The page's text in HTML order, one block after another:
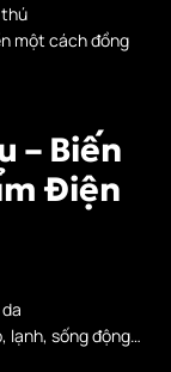
một cách đồng
– Biến
Điện
lạnh, sống động…